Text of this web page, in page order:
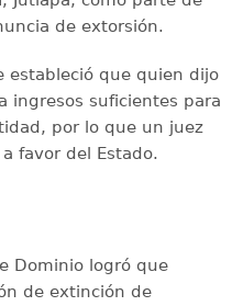
de extorsión.
estableció que quien dijo
ingresos suficientes para
por lo que un juez
favor del Estado.
Dominio logró que
de extinción de